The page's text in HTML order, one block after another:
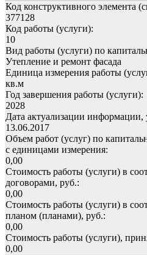
Код конструктивного элемента
377128
Код работы (услуги):
10
Вид работы (услуги) по
Утепление и ремонт фасада
Единица измерения работы
кв.м
Год завершения работы (услуги):
2028
Дата актуализации информации,
13.06.2017
Объем работ (услуг) по
с единицами измерения:
0,00
Стоимость работы (услуги) в
договорами, руб.:
0,00
Стоимость работы (услуги) в
планом (планами), руб.:
0,00
Стоимость работы (услуги),
0,00